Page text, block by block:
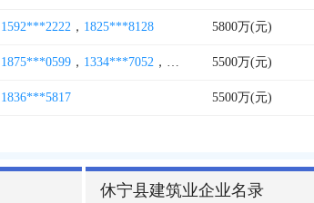
1592***2222 ， 1825***8128 5800万(元)
1875***0599 ， 1334***7052 ， 0559***85325500万(元)
1836***5817 5500万(元)
休宁县建筑业企业名录